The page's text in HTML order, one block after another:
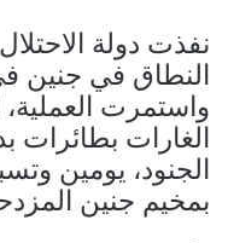
نفذت دولة
واستمرت
الغارات بطائرات
الجنود، يومين
بمخيم جنين